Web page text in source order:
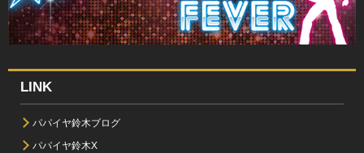
LINK
パパイヤ鈴木ブログ
パパイヤ鈴木X